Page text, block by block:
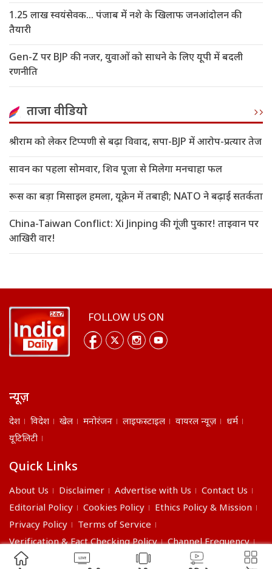
1.25 लाख स्वयंसेवक... पंजाब में नशे के खिलाफ जनआंदोलन की
तैयारी
Gen-Z पर BJP की नजर, युवाओं को साधने के लिए यूपी में बदली
रणनीति
ताजा वीडियो
श्रीराम को लेकर टिप्पणी से बढ़ा विवाद, सपा-BJP में आरोप-प्रत्यार तेज
सावन का पहला सोमवार, शिव पूजा से मिलेगा मनचाहा फल
रूस का बड़ा मिसाइल हमला, यूक्रेन में तबाही; NATO ने बढ़ाई सतर्कता
China-Taiwan Conflict: Xi Jinping की गूंजी पुकार! ताइवान पर
आखिरी वार!
FOLLOW US ON
न्यूज़
देश विदेश खेल मनोरंजन लाइफस्टाइल वायरल न्यूज़
धर्म
यूटिलिटी
Quick Links
About Us Disclaimer Advertise with Us
Contact Us
Editorial Policy
Cookies Policy
Ethics Policy & Mission
Privacy Policy
Terms of Service
Verification & Fact Checking Policy
Channel Frequency